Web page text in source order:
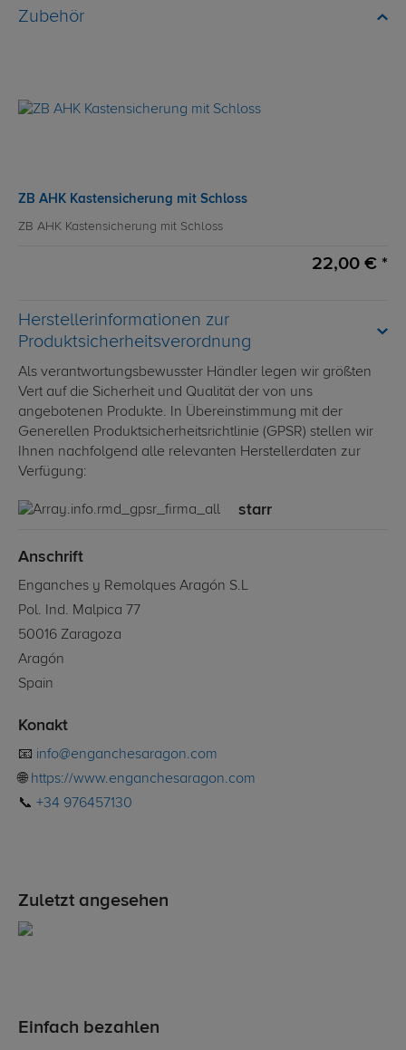
Zubehör
ZB AHK Kastensicherung mit Schloss
ZB AHK Kastensicherung mit Schloss
22,00 € *
Herstellerinformationen zur
Produktsicherheitsverordnung
Als verantwortungsbewusster Händler legen wir größten
Vert auf die Sicherheit und Qualität der von uns
angebotenen Produkte. In Übereinstimmung mit der
Generellen Produktsicherheitsrichtlinie (GPSR) stellen wir
Ihnen nachfolgend alle relevanten Herstellerdaten zur
Verfügung:
starr
Anschrift
Enganches y Remolques Aragón S.L
Pol. Ind. Malpica 77
50016 Zaragoza
Aragón
Spain
Konakt
📧 info@enganchesaragon.com
🌐 https://www.enganchesaragon.com
📞 +34 976457130
Zuletzt angesehen
Einfach bezahlen